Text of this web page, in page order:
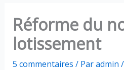
Réforme du
lotissement
5 commentaires / Paradmin /